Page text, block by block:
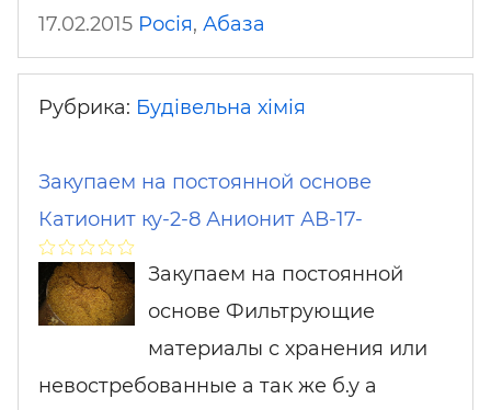
17.02.2015 Росія, Абаза
Рубрика: Будівельна хімія
Закупаем на постоянной основе
Катионит ку-2-8 Анионит АВ-17-
Закупаем на постоянной
основе Фильтрующие
материалы с хранения или
невостребованные а так же б.у а